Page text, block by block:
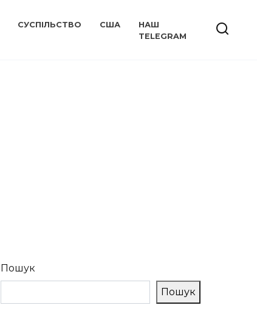
СУСПІЛЬСТВО США
НАШ
TELEGRAM
Пошук
Пошук